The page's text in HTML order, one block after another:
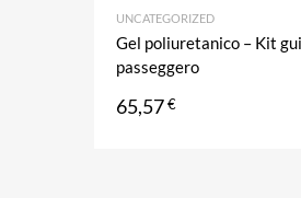
UNCATEGORIZED
Gel poliuretanico – Kit
passeggero
65,57€